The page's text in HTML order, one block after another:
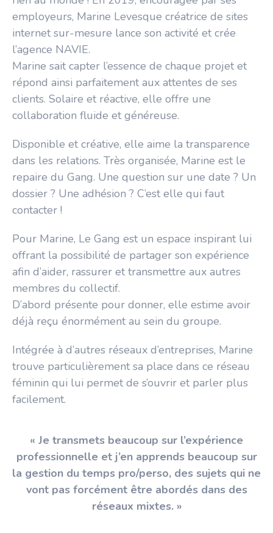
employeurs, Marine Levesque créatrice de sites
internet sur-mesure lance son activité et crée
l’agence NAVIE.
Marine sait capter l’essence de chaque projet et
répond ainsi parfaitement aux attentes de ses
clients. Solaire et réactive, elle offre une
collaboration fluide et généreuse.
Disponible et créative, elle aime la transparence
dans les relations. Très organisée, Marine est le
repaire du Gang. Une question sur une date ? Un
dossier ? Une adhésion ? C’est elle qui faut
contacter !
Pour Marine, Le Gang est un espace inspirant lui
offrant la possibilité de partager son expérience
afin d’aider, rassurer et transmettre aux autres
membres du collectif.
D’abord présente pour donner, elle estime avoir
déjà reçu énormément au sein du groupe.
Intégrée à d’autres réseaux d’entreprises, Marine
trouve particulièrement sa place dans ce réseau
féminin qui lui permet de s’ouvrir et parler plus
facilement.
« Je transmets beaucoup sur l’expérience
professionnelle et j’en apprends beaucoup sur
la gestion du temps pro/perso, des sujets qui ne
vont pas forcément être abordés dans des
réseaux mixtes. »